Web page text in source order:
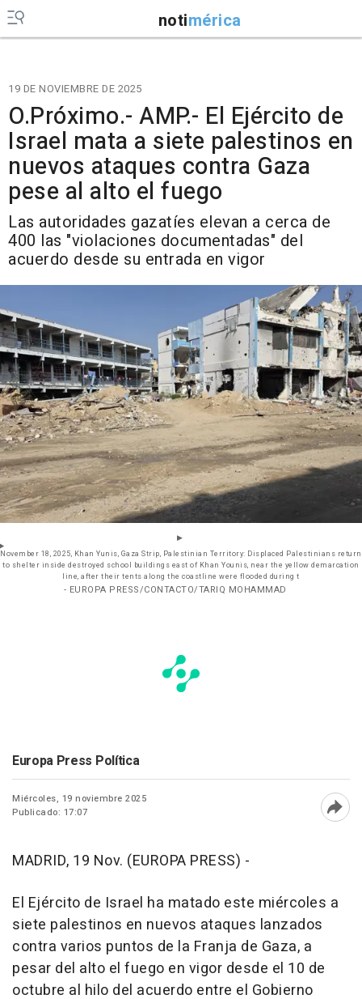
notimérica
19 DE NOVIEMBRE DE 2025
O.Próximo.- AMP.- El Ejército de
Israel mata a siete palestinos en
nuevos ataques contra Gaza
pese al alto el fuego
Las autoridades gazatíes elevan a cerca de
400 las "violaciones documentadas" del
acuerdo desde su entrada en vigor
November 18, 2025, Khan Yunis, Gaza Strip, Palestinian Territory: Displaced Palestinians return
to shelter inside destroyed school buildings east of Khan Younis, near the yellow demarcation
line, after their tents along the coastline were flooded during t
- EUROPA PRESS/CONTACTO/TARIQ MOHAMMAD
Europa Press Política
Miércoles, 19 noviembre 2025
Publicado: 17:07
MADRID, 19 Nov. (EUROPA PRESS) -
El Ejército de Israel ha matado este miércoles a
siete palestinos en nuevos ataques lanzados
contra varios puntos de la Franja de Gaza, a
pesar del alto el fuego en vigor desde el 10 de
octubre al hilo del acuerdo entre el Gobierno